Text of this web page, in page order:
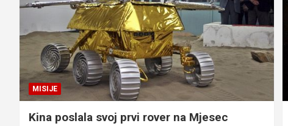
MISIJE
Kina poslala svoj prvi rover na Mjesec